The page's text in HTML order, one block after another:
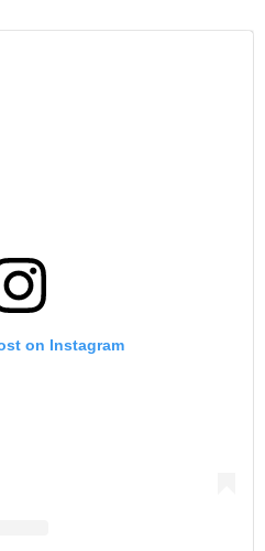
on Instagram